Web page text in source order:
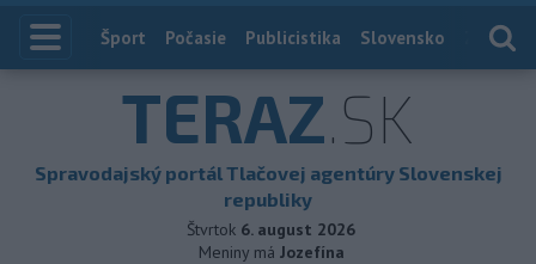
Index
Šport Počasie Publicistika Slovensko
TERAZ.SK
Spravodajský portál Tlačovej agentúry Slovenskej
republiky
Štvrtok 6. august 2026
Meniny má Jozefína